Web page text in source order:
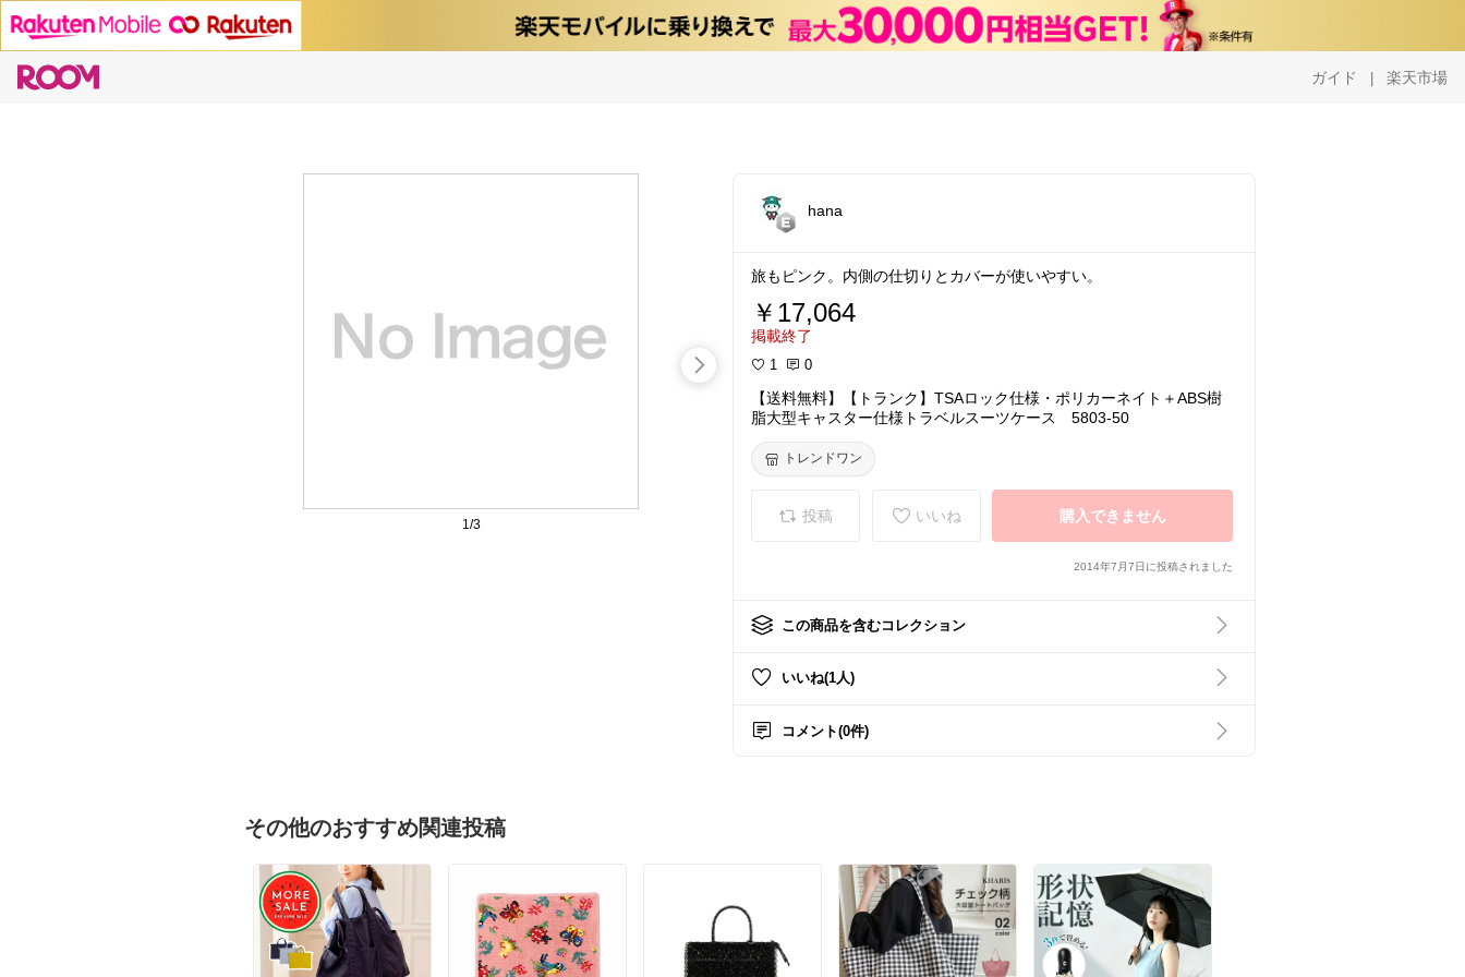
ガイド | 楽天市場
1/3
hana
旅もピンク。内側の仕切りとカバーが使いやすい。
￥17,064
掲載終了
1 0
【送料無料】【トランク】TSAロック仕様・ポリカーネイト＋ABS樹
脂大型キャスター仕様トラベルスーツケース 5803-50
トレンドワン
投稿 いいね 購入できません
2014年7月7日に投稿されました
この商品を含むコレクション
いいね(1人)
コメント(0件)
その他のおすすめ関連投稿